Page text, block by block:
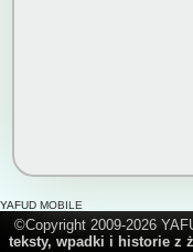
YAFUD MOBILE
©Copyright 2009-2026
teksty, wpadki i historie z